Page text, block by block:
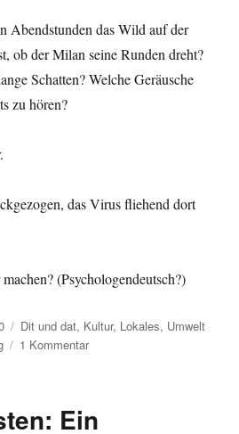
Abendstunden das Wild auf der
ob der Milan seine Runden dreht?
Schatten? Welche Geräusche
zu hören?
das Virus fliehend dort
(Psychologendeutsch?)
Kategorien
Dit und dat, Kultur, Lokales, Umwelt
1 Kommentarzu
Altenfeld
Ein